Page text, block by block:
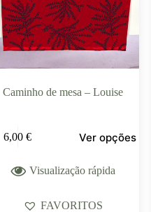
Caminho de mesa – Louise
6,00€ Ver opções
Visualização rápida
FAVORITOS